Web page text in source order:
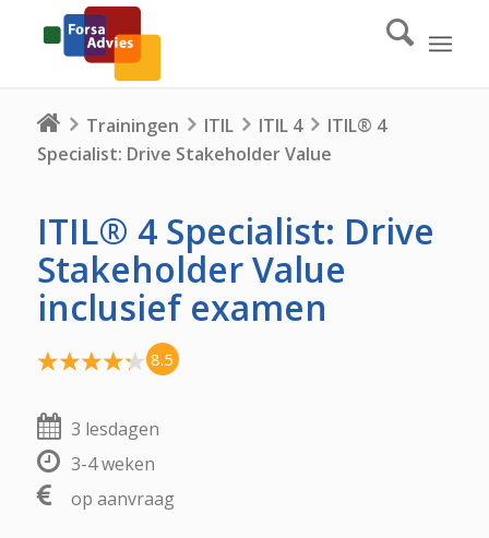
Trainingen ITIL ITIL 4
ITIL® 4
Specialist: Drive Stakeholder Value
ITIL® 4 Specialist: Drive
Stakeholder Value
inclusief examen
8.5
3 lesdagen
3-4 weken
op aanvraag